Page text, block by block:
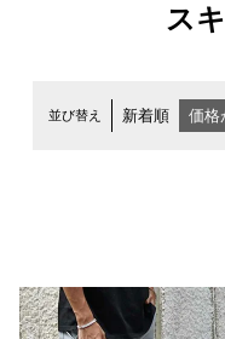
ス
並び替え 新着順 価格